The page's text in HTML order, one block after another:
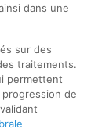
dans une
sur des
traitements.
permettent
de